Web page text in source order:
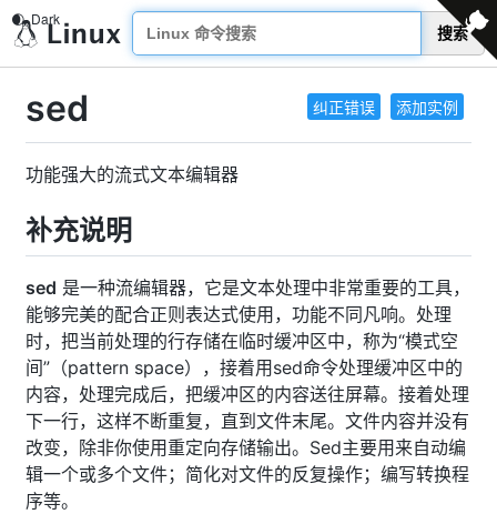
搜索
纠正错误 添加实例
sed
功能强大的流式文本编辑器
补充说明
sed 是一种流编辑器，它是文本处理中非常重要的工具，
能够完美的配合正则表达式使用，功能不同凡响。处理
时，把当前处理的行存储在临时缓冲区中，称为“模式空
间”（pattern space），接着用sed命令处理缓冲区中的
内容，处理完成后，把缓冲区的内容送往屏幕。接着处理
下一行，这样不断重复，直到文件末尾。文件内容并没有
改变，除非你使用重定向存储输出。Sed主要用来自动编
辑一个或多个文件；简化对文件的反复操作；编写转换程
序等。